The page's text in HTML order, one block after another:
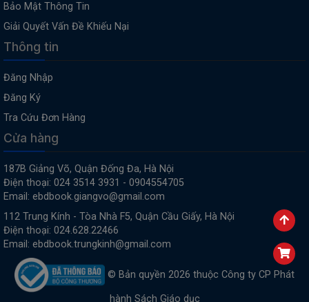
Bảo Mật Thông Tin
Giải Quyết Vấn Đề Khiếu Nại
Thông tin
Đăng Nhập
Đăng Ký
Tra Cứu Đơn Hàng
Cửa hàng
187B Giảng Võ, Quận Đống Đa, Hà Nội
Điện thoại: 024 3514 3931 - 0904554705
Email: ebdbook.giangvo@gmail.com
112 Trung Kính - Tòa Nhà F5, Quận Cầu Giấy, Hà Nội
Điện thoại: 024.628.22466
Email: ebdbook.trungkinh@gmail.com
© Bản quyền 2026 thuộc Công ty CP Phát
hành Sách Giáo dục